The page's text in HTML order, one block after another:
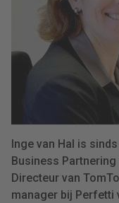
Inge van Hal is
Business
Directeur van
manager bij Perfetti